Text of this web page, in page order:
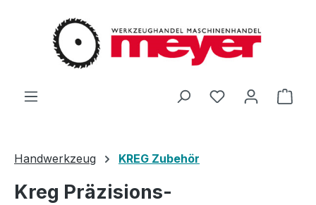
Zum Hauptinhalt springen
Du hast 0
Handwerkzeug KREG Zubehör
Kreg Präzisions-